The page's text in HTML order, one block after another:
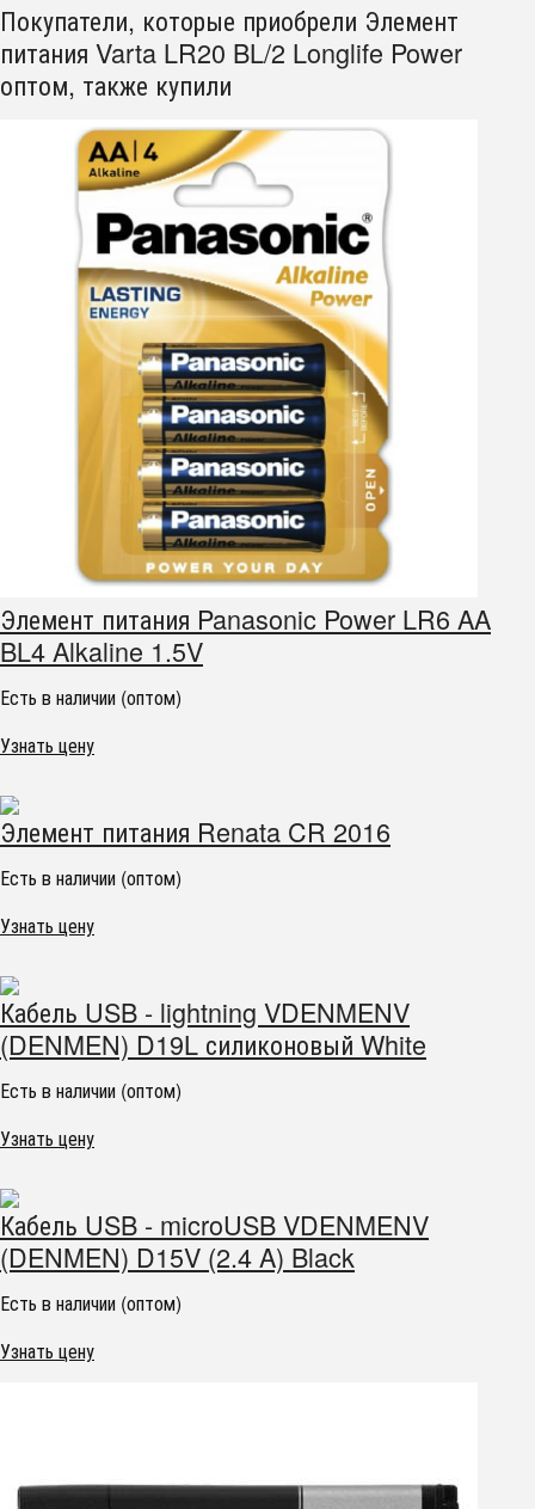
Покупатели, которые приобрели Элемент
питания Varta LR20 BL/2 Longlife Power
оптом, также купили
Элемент питания Panasonic Power LR6 AA
BL4 Alkaline 1.5V
Есть в наличии (оптом)
Узнать цену
Элемент питания Renata CR 2016
Есть в наличии (оптом)
Узнать цену
Кабель USB - lightning VDENMENV
(DENMEN) D19L силиконовый White
Есть в наличии (оптом)
Узнать цену
Кабель USB - microUSB VDENMENV
(DENMEN) D15V (2.4 A) Black
Есть в наличии (оптом)
Узнать цену